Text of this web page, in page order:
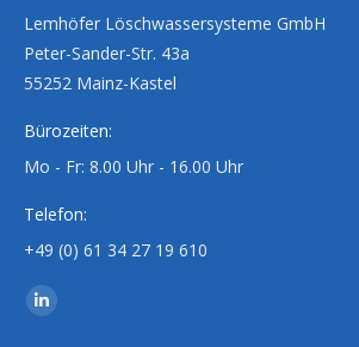
Lemhöfer Löschwassersysteme GmbH
Peter-Sander-Str. 43a
55252 Mainz-Kastel
Bürozeiten:
Mo - Fr: 8.00 Uhr - 16.00 Uhr
Telefon:
+49 (0) 61 34 27 19 610
Finden Sie uns auf:
Linkedin